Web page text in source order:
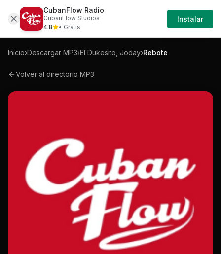
Mp3 El-dukesito-joday-rebote-mp3
Iniciar
Sesión
Inicio›Descargar MP3›El Dukesito, Joday›Rebote
Volver al directorio MP3
CubanFlow Radio
CubanFlow Studios
4.8
• Gratis
Instalar